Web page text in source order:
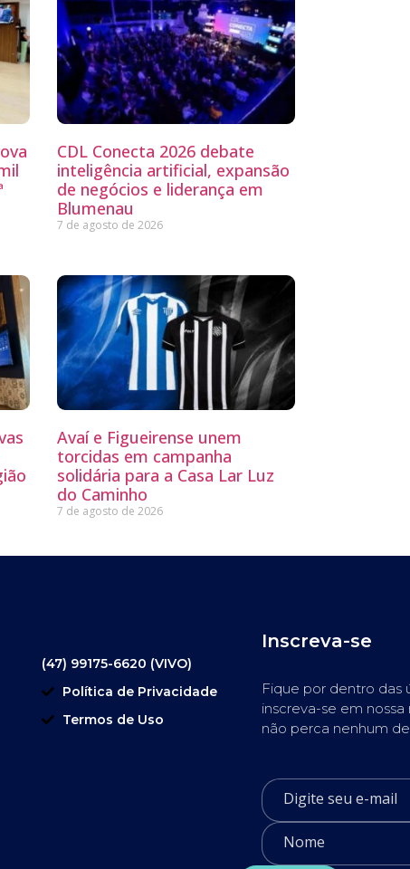
CDL Conecta 2026 debate
inteligência artificial, expansão
de negócios e liderança em
Blumenau
7 de agosto de 2026
Avaí e Figueirense unem
torcidas em campanha
solidária para a Casa Lar Luz
do Caminho
7 de agosto de 2026
(47) 99175-6620 (VIVO)
Política de Privacidade
Termos de Uso
Inscreva-se
Fique por dentro das
inscreva-se em
não perca nenhum